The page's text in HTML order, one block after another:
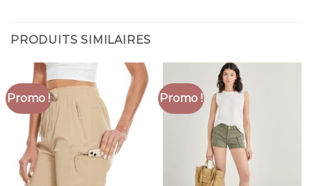
PRODUITS SIMILAIRES
Promo ! Promo !